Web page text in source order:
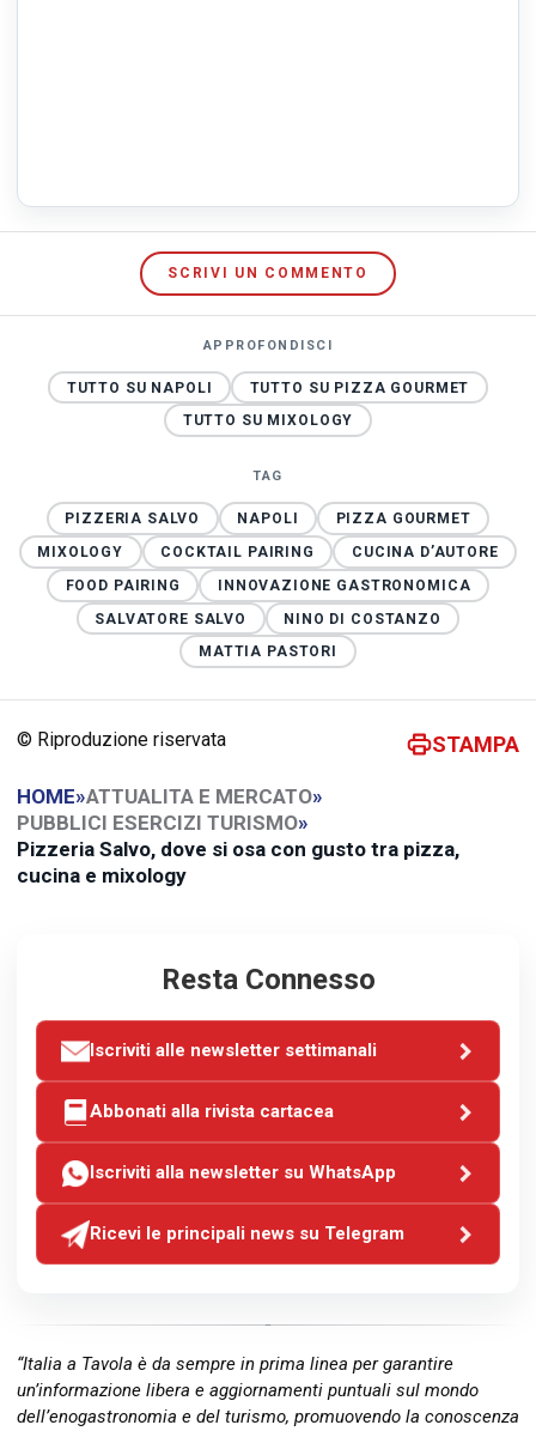
SCRIVI UN COMMENTO
APPROFONDISCI
TUTTO SU NAPOLI
TUTTO SU PIZZA GOURMET
TUTTO SU MIXOLOGY
TAG
PIZZERIA SALVO NAPOLI
PIZZA GOURMET
MIXOLOGY
COCKTAIL PAIRING
CUCINA D’AUTORE
FOOD PAIRING
INNOVAZIONE GASTRONOMICA
SALVATORE SALVO
NINO DI COSTANZO
MATTIA PASTORI
© Riproduzione riservata STAMPA
HOME»ATTUALITA E MERCATO»
PUBBLICI ESERCIZI TURISMO»
Pizzeria Salvo, dove si osa con gusto tra pizza,
cucina e mixology
Resta Connesso
Iscriviti alle newsletter settimanali
Abbonati alla rivista cartacea
Iscriviti alla newsletter su WhatsApp
Ricevi le principali news su Telegram
“Italia a Tavola è da sempre in prima linea per garantire
un’informazione libera e aggiornamenti puntuali sul mondo
dell’enogastronomia e del turismo, promuovendo la conoscenza